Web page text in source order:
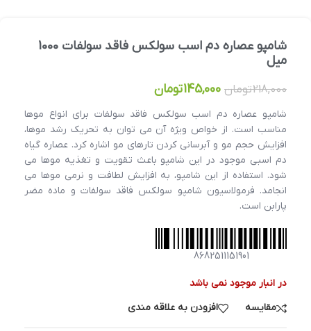
شامپو عصاره دم اسب سولکس فاقد سولفات 1000
میل
218,000تومان 145,000تومان
شامپو عصاره دم اسب سولکس فاقد سولفات برای انواع موها
مناسب است. از خواص ویژه آن می توان به تحریک رشد موها،
افزایش حجم مو و آبرسانی کردن تارهای مو اشاره کرد. عصاره گیاه
دم اسبی موجود در این شامپو باعث تقویت و تغذیه موها می
شود. استفاده از این شامپو، به افزایش لطافت و نرمی موها می
انجامد. فرمولاسیون شامپو سولکس فاقد سولفات و ماده مضر
پارابن است.
8682511151901
در انبار موجود نمی باشد
مقایسه
افزودن به علاقه مندی